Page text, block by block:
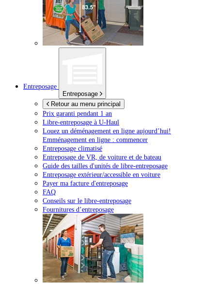
Entreposage
Entreposage
Retour au menu principal
Prix garanti pendant 1 an
Libre-entreposage à U-Haul
Louez un déménagement en ligne aujourd’hui!
Emménagement en ligne : commencer
Entreposage climatisé
Entreposage de VR, de voiture et de bateau
Guide des tailles d'unités de libre-entreposage
Entreposage extérieur/accessible en voiture
Payer ma facture d'entreposage
FAQ
Conseils sur le libre-entreposage
Fournitures d’entreposage